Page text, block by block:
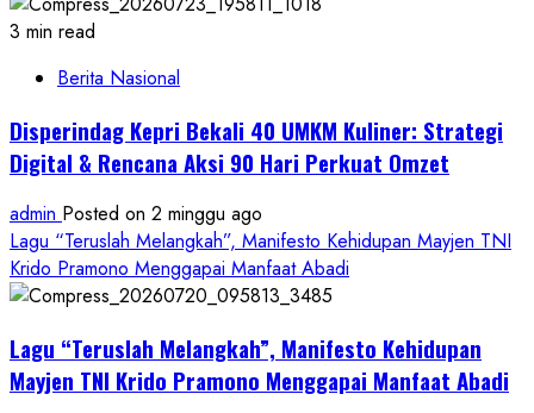
3 min read
Berita Nasional
Disperindag Kepri Bekali 40 UMKM Kuliner: Strategi
Digital & Rencana Aksi 90 Hari Perkuat Omzet
admin Posted on 2 minggu ago
Lagu “Teruslah Melangkah”, Manifesto Kehidupan Mayjen TNI
Krido Pramono Menggapai Manfaat Abadi
Lagu “Teruslah Melangkah”, Manifesto Kehidupan
Mayjen TNI Krido Pramono Menggapai Manfaat Abadi